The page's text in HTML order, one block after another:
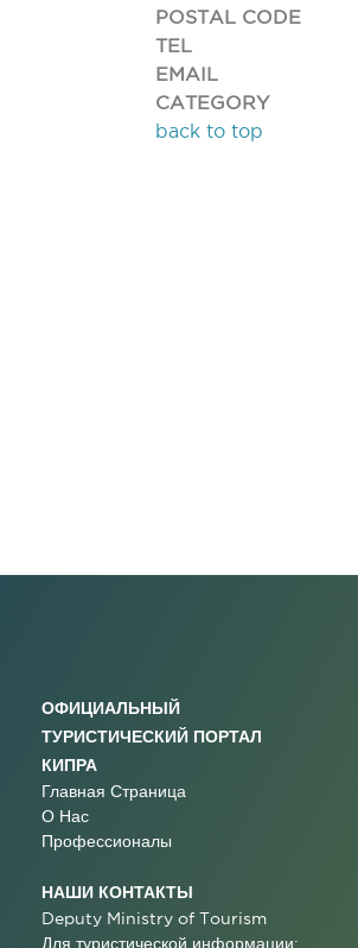
POSTAL CODE
TEL
EMAIL
CATEGORY
back to top
ОФИЦИАЛЬНЫЙ
ТУРИСТИЧЕСКИЙ ПОРТАЛ
КИПРА
Главная Страница
О Нас
Профессионалы
НАШИ КОНТАКТЫ
Deputy Ministry of Tourism
Для туристической информации: